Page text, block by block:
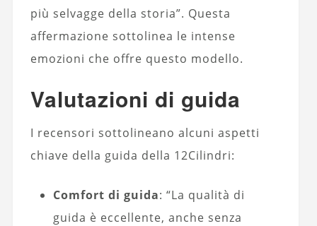
più selvagge della storia”. Questa
affermazione sottolinea le intense
emozioni che offre questo modello.
Valutazioni di guida
I recensori sottolineano alcuni aspetti
chiave della guida della 12Cilindri:
Comfort di guida: “La qualità di
guida è eccellente, anche senza